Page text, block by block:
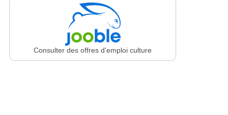
Consulter des offres d'emploi culture